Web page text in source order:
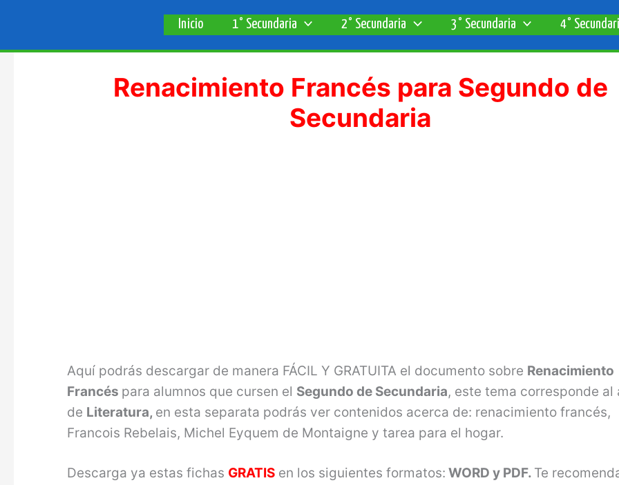
contenido
Inicio 1° Secundaria 2° Secundaria 3° Secundaria 4°
Renacimiento Francés para Segundo de
Secundaria
Aquí podrás descargar de manera FÁCIL Y GRATUITA el documento sobre Renacimiento
Francés para alumnos que cursen el Segundo de Secundaria, este tema corresponde al
de Literatura, en esta separata podrás ver contenidos acerca de: renacimiento francés,
Francois Rebelais, Michel Eyquem de Montaigne y tarea para el hogar.
Descarga ya estas fichas GRATIS en los siguientes formatos: WORD y PDF. Te